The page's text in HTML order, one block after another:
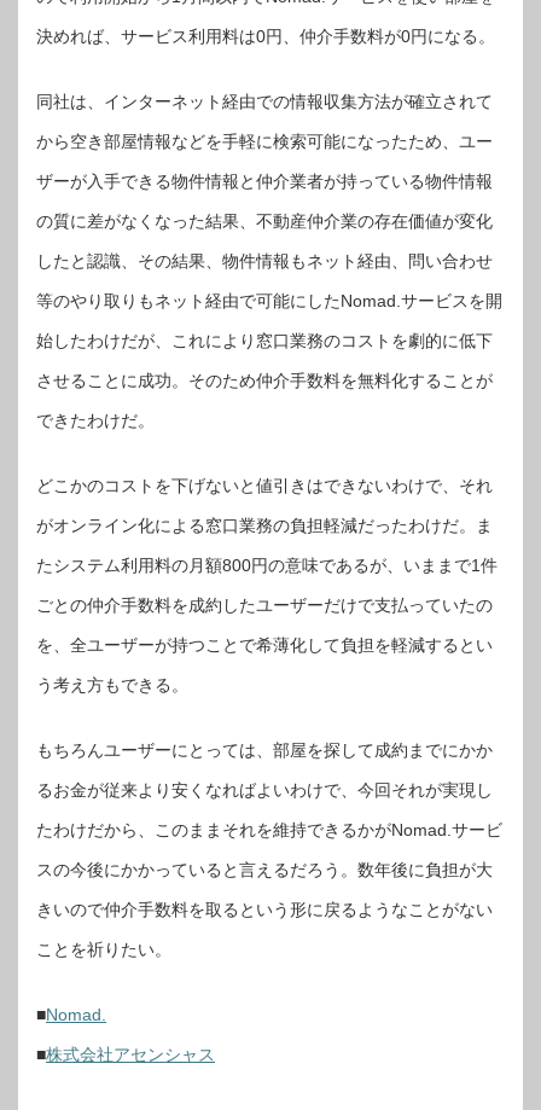
決めれば、サービス利用料は0円、仲介手数料が0円になる。
同社は、インターネット経由での情報収集方法が確立されて
から空き部屋情報などを手軽に検索可能になったため、ユー
ザーが入手できる物件情報と仲介業者が持っている物件情報
の質に差がなくなった結果、不動産仲介業の存在価値が変化
したと認識、その結果、物件情報もネット経由、問い合わせ
等のやり取りもネット経由で可能にしたNomad.サービスを開
始したわけだが、これにより窓口業務のコストを劇的に低下
させることに成功。そのため仲介手数料を無料化することが
できたわけだ。
どこかのコストを下げないと値引きはできないわけで、それ
がオンライン化による窓口業務の負担軽減だったわけだ。ま
たシステム利用料の月額800円の意味であるが、いままで1件
ごとの仲介手数料を成約したユーザーだけで支払っていたの
を、全ユーザーが持つことで希薄化して負担を軽減するとい
う考え方もできる。
もちろんユーザーにとっては、部屋を探して成約までにかか
るお金が従来より安くなればよいわけで、今回それが実現し
たわけだから、このままそれを維持できるかがNomad.サービ
スの今後にかかっていると言えるだろう。数年後に負担が大
きいので仲介手数料を取るという形に戻るようなことがない
ことを祈りたい。
■Nomad.
■株式会社アセンシャス